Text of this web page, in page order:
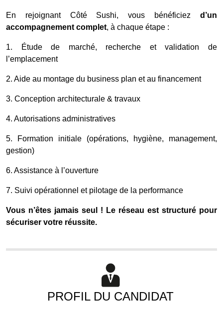
En rejoignant Côté Sushi, vous bénéficiez d’un
accompagnement complet, à chaque étape :
1. Étude de marché, recherche et validation de
l’emplacement
2. Aide au montage du business plan et au financement
3. Conception architecturale & travaux
4. Autorisations administratives
5. Formation initiale (opérations, hygiène, management,
gestion)
6. Assistance à l’ouverture
7. Suivi opérationnel et pilotage de la performance
Vous n’êtes jamais seul ! Le réseau est structuré pour
sécuriser votre réussite.
PROFIL DU CANDIDAT